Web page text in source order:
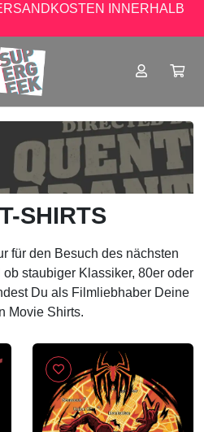
INNERHALB
SHIRTS
für den Besuch des nächsten
staubiger Klassiker, 80er oder
Du als Filmliebhaber Deine
Movie Shirts.